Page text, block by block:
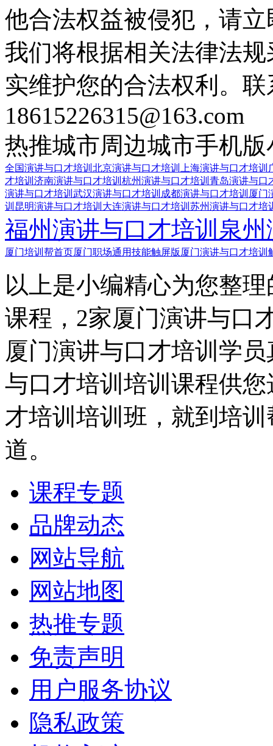
他合法权益被侵犯，请
我们将根据相关法律法
实维护您的合法权利。
18615226315@163.com
热推城市周边城市手机版
全国演讲与口才培训 北京演讲与口才培训 上海演讲与口才培训
才培训 济南演讲与口才培训 杭州演讲与口才培训 青岛演讲与口
演讲与口才培训 武汉演讲与口才培训 成都演讲与口才培训 厦门
训 昆明演讲与口才培训 大连演讲与口才培训 苏州演讲与口才培
福州演讲与口才培训 泉
厦门培训帮首页厦门职场通用技能触屏版 厦门演讲与口才培训
以上是小编精心为您整
课程，2家厦门演讲与口
厦门演讲与口才培训学
与口才培训培训课程供
才培训培训班，就到培
道。
课程专题
品牌动态
网站导航
网站地图
热推专题
免责声明
用户服务协议
隐私政策